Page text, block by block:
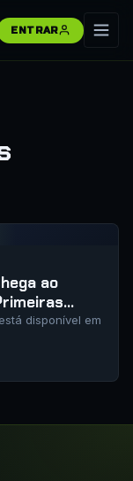
ENTRAR
ao
disponível em